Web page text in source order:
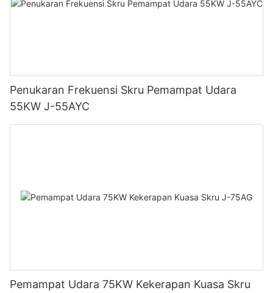
Penukaran Frekuensi Skru Pemampat Udara
55KW J-55AYC
Pemampat Udara 75KW Kekerapan Kuasa Skru